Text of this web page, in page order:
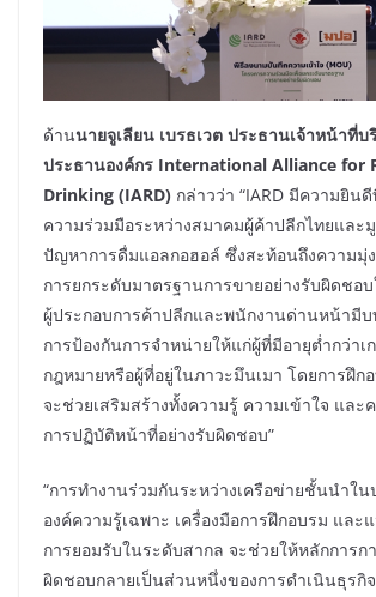
ด้านนายจูเลียน เบรธเวต ประธานเจ้าหน้าที่บ
ประธานองค์กร International Alliance for
Drinking (IARD) กล่าวว่า “IARD มีความยิ
ความร่วมมือระหว่างสมาคมผู้ค้าปลีกไทยและ
ปัญหาการดื่มแอลกอฮอล์ ซึ่งสะท้อนถึงความมุ่
การยกระดับมาตรฐานการขายอย่างรับผิดชอ
ผู้ประกอบการค้าปลีกและพนักงานด่านหน้ามี
การป้องกันการจำหน่ายให้แก่ผู้ที่มีอายุต่ำกว่า
กฎหมายหรือผู้ที่อยู่ในภาวะมึนเมา โดยการฝึก
จะช่วยเสริมสร้างทั้งความรู้ ความเข้าใจ และ
การปฏิบัติหน้าที่อย่างรับผิดชอบ”
“การทำงานร่วมกันระหว่างเครือข่ายชั้นนำใน
องค์ความรู้เฉพาะ เครื่องมือการฝึกอบรม แล
การยอมรับในระดับสากล จะช่วยให้หลักการก
ผิดชอบกลายเป็นส่วนหนึ่งของการดำเนินธุรกิ